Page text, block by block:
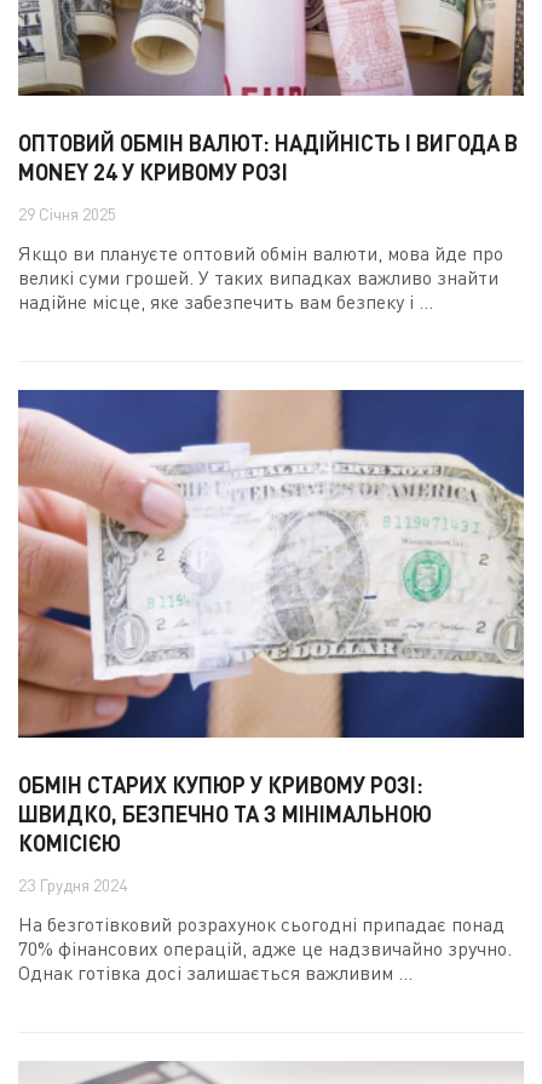
ОПТОВИЙ ОБМІН ВАЛЮТ: НАДІЙНІСТЬ І ВИГОДА В
MONEY 24 У КРИВОМУ РОЗІ
29 Січня 2025
Якщо ви плануєте оптовий обмін валюти, мова йде про
великі суми грошей. У таких випадках важливо знайти
надійне місце, яке забезпечить вам безпеку і ...
ОБМІН СТАРИХ КУПЮР У КРИВОМУ РОЗІ:
ШВИДКО, БЕЗПЕЧНО ТА З МІНІМАЛЬНОЮ
КОМІСІЄЮ
23 Грудня 2024
На безготівковий розрахунок сьогодні припадає понад
70% фінансових операцій, адже це надзвичайно зручно.
Однак готівка досі залишається важливим ...